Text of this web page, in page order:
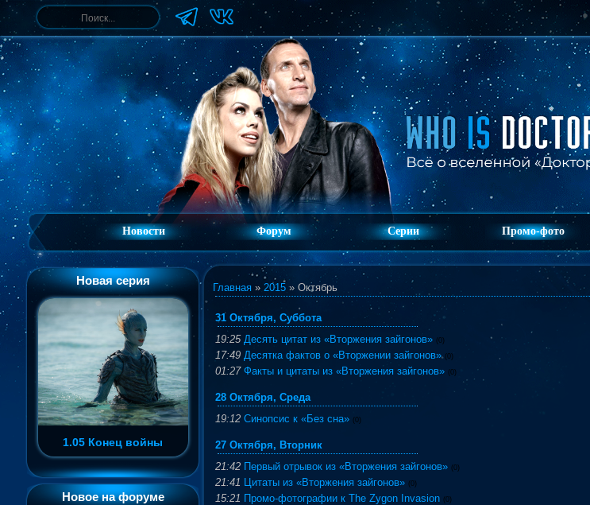
Новости Форум Серии Промо-фото
Новая серия
1.05 Конец войны
Новое на форуме
Главная » 2015 » Октябрь
31 Октября, Суббота
19:25 Десять цитат из «Вторжения зайгонов» (0)
17:49 Десятка фактов о «Вторжении зайгонов» (0)
01:27 Факты и цитаты из «Вторжения зайгонов» (0)
28 Октября, Среда
19:12 Синопсис к «Без сна» (0)
27 Октября, Вторник
21:42 Первый отрывок из «Вторжения зайгонов» (0)
21:41 Цитаты из «Вторжения зайгонов» (0)
15:21 Промо-фотографии к The Zygon Invasion (0)